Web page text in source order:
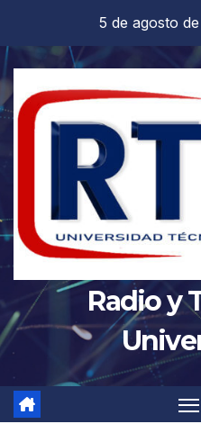
contenido
5 de agosto
Radio y